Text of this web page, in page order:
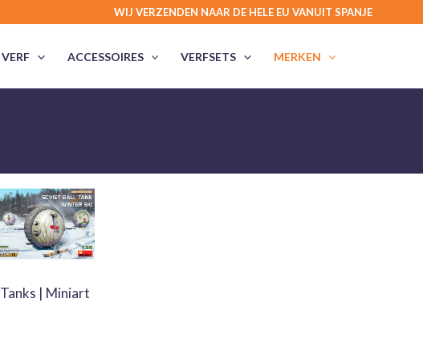
WIJ VERZENDEN NAAR DE HELE EU VANUIT SPANJE
VERF ACCESSOIRES VERFSETS MERKEN
Tanks | Miniart